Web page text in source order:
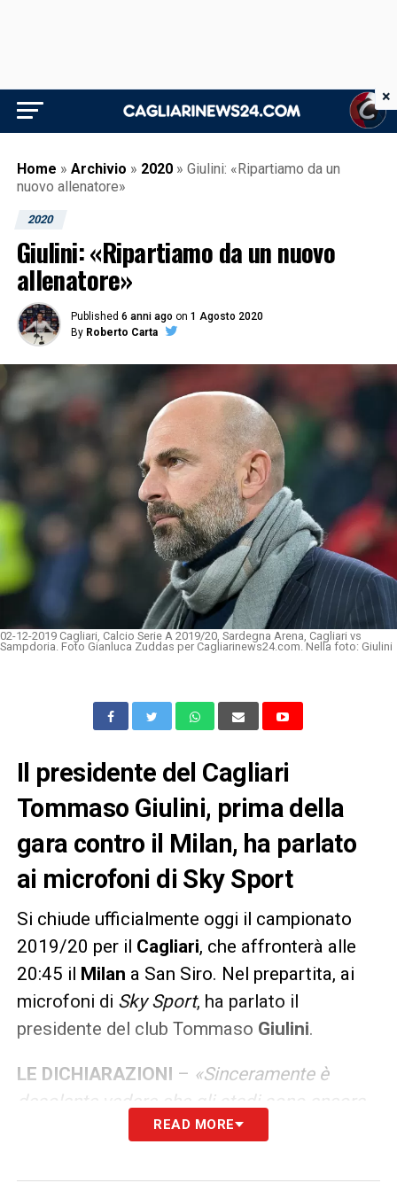
Home » Archivio » 2020 » Giulini: «Ripartiamo da un
nuovo allenatore»
2020
Giulini: «Ripartiamo da un nuovo
allenatore»
Published 6 anni ago on 1 Agosto 2020
By Roberto Carta
02-12-2019 Cagliari, Calcio Serie A 2019/20, Sardegna Arena, Cagliari vs
Sampdoria. Foto Gianluca Zuddas per Cagliarinews24.com. Nella foto: Giulini
Il presidente del Cagliari
Tommaso Giulini, prima della
gara contro il Milan, ha parlato
ai microfoni di Sky Sport
Si chiude ufficialmente oggi il campionato
2019/20 per il Cagliari, che affronterà alle
20:45 il Milan a San Siro. Nel prepartita, ai
microfoni di Sky Sport, ha parlato il
presidente del club Tommaso Giulini.
LE DICHIARAZIONI – «Sinceramente è
desolante vedere che gli stadi sono ancora
vuoti e che non c’è una progettualità per
a Del Pino, Gravina e Spadafora per aver
READ MORE
×